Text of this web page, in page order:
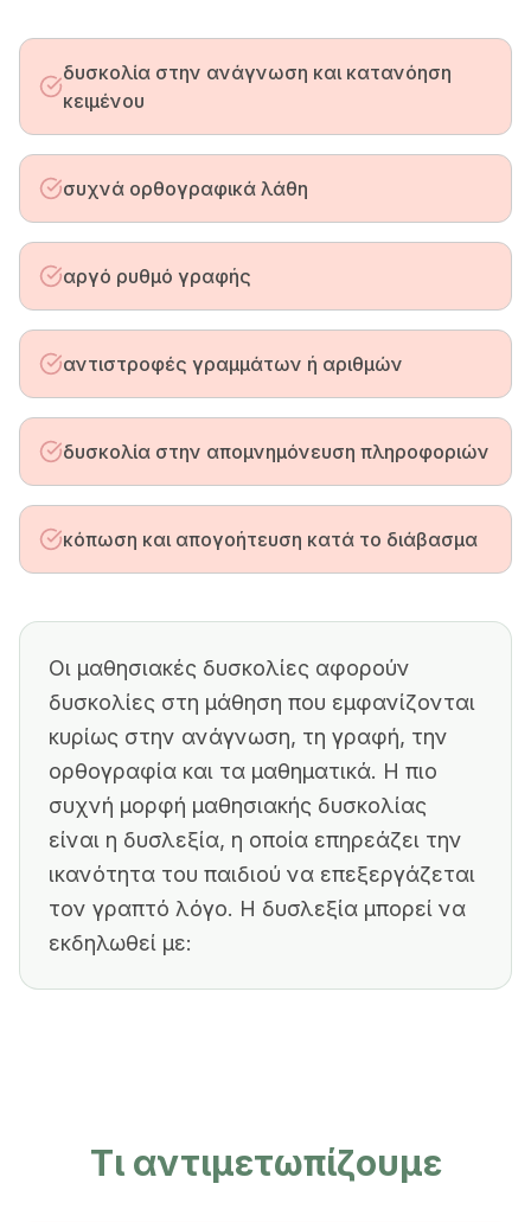
δυσκολία στην ανάγνωση και κατανόηση
κειμένου
συχνά ορθογραφικά λάθη
αργό ρυθμό γραφής
αντιστροφές γραμμάτων ή αριθμών
δυσκολία στην απομνημόνευση πληροφοριών
κόπωση και απογοήτευση κατά το διάβασμα
Οι μαθησιακές δυσκολίες αφορούν
δυσκολίες στη μάθηση που εμφανίζονται
κυρίως στην ανάγνωση, τη γραφή, την
ορθογραφία και τα μαθηματικά. Η πιο
συχνή μορφή μαθησιακής δυσκολίας
είναι η δυσλεξία, η οποία επηρεάζει την
ικανότητα του παιδιού να επεξεργάζεται
τον γραπτό λόγο. Η δυσλεξία μπορεί να
εκδηλωθεί με:
Τι αντιμετωπίζουμε